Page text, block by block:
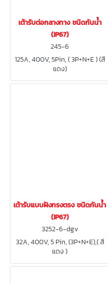
เต้ารับต่อกลางทาง ชนิดกันน้ำ
(IP67)
245-6
125A, 400V, 5Pin, ( 3P+N+E ) (สี
แดง)
เต้ารับแบบฝังทรงตรง ชนิดกันน้ำ
(IP67)
3252-6-dgv
32A, 400V, 5 Pin, (3P+N+E),( สี
แดง )